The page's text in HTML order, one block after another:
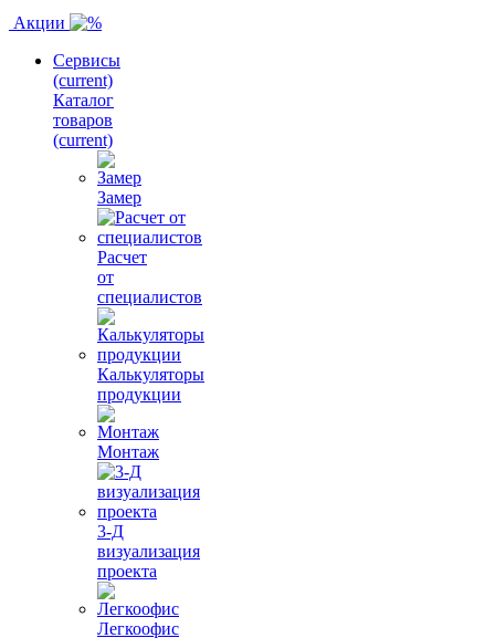
Акции
Сервисы
(current)
Каталог
товаров
(current)
Замер
Расчет
от
специалистов
Калькуляторы
продукции
Монтаж
3-Д
визуализация
проекта
Легкоофис